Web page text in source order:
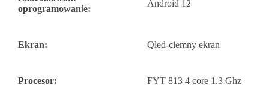
oprogramowanie:
Android 12
Ekran: Qled-ciemny ekran
Procesor: FYT 813 4 core 1.3 Ghz